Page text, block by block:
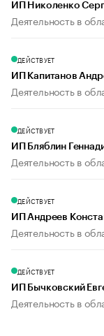
ИП Николенко
Деятельность в
ДЕЙСТВУЕТ
ИП Капитанов
Деятельность в
ДЕЙСТВУЕТ
ИП Бляблин
Деятельность в
ДЕЙСТВУЕТ
ИП Андреев
Деятельность в
ДЕЙСТВУЕТ
ИП Бычковский
Деятельность в